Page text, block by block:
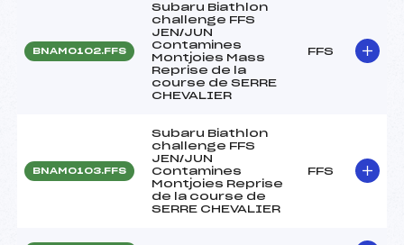
BNAM0102.FFS
Subaru Biathlon
challenge FFS
JEN/JUN
Contamines
Montjoies Mass
Reprise de la
course de SERRE
CHEVALIER
FFS
BNAM0103.FFS
Subaru Biathlon
challenge FFS
JEN/JUN
Contamines
Montjoies Reprise
de la course de
SERRE CHEVALIER
FFS